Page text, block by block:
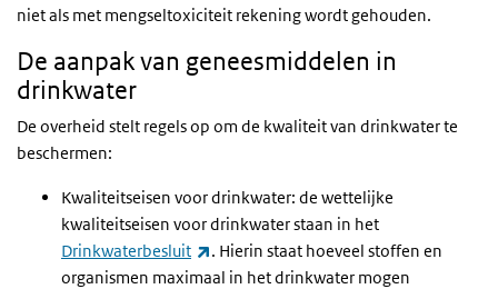
niet als met mengseltoxiciteit rekening wordt gehouden.
De aanpak van geneesmiddelen in
drinkwater
De overheid stelt regels op om de kwaliteit van drinkwater te
beschermen:
Kwaliteitseisen voor drinkwater: de wettelijke
kwaliteitseisen voor drinkwater staan in het
Drinkwaterbesluit
(externe link)
. Hierin staat hoeveel stoffen en
organismen maximaal in het drinkwater mogen